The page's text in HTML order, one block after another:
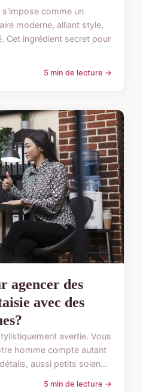
comme un
moderne, alliant style,
Cet ingrédient secret pour
5 min de lecture →
agencer des
avec des
avertie. Vous
homme compte autant
aussi petits soien...
5 min de lecture →